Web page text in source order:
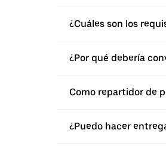
¿Cuáles son los
¿Por qué debería
Como repartidor de
¿Puedo hacer